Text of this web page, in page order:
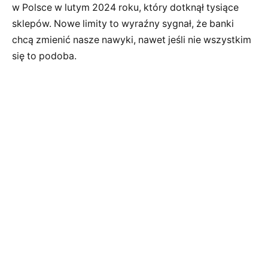
w Polsce w lutym 2024 roku, który dotknął tysiące
sklepów. Nowe limity to wyraźny sygnał, że banki
chcą zmienić nasze nawyki, nawet jeśli nie wszystkim
się to podoba.